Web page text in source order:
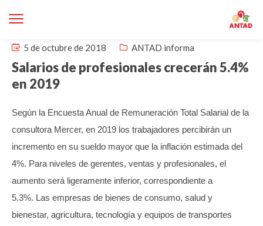
5 de octubre de 2018 ANTAD informa
Salarios de profesionales crecerán 5.4%
en 2019
Según la Encuesta Anual de Remuneración Total Salarial de la
consultora Mercer, en 2019 los trabajadores percibirán un
incremento en su sueldo mayor que la inflación estimada del
4%. Para niveles de gerentes, ventas y profesionales, el
aumento será ligeramente inferior, correspondiente a
5.3%. Las empresas de bienes de consumo, salud y
bienestar, agricultura, tecnología y equipos de transportes